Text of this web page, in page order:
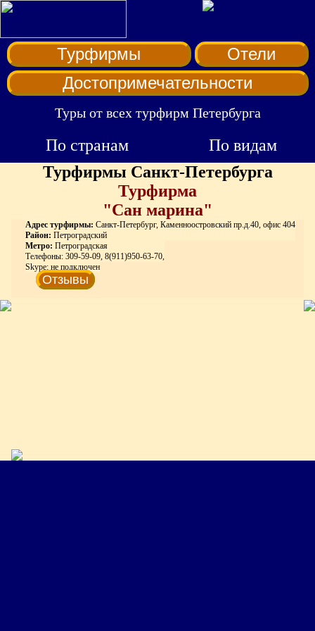
Турфирмы
Отели
Достопримечательности
Туры от всех турфирм Петербурга
По странам
По видам
Турфирмы Санкт-Петербурга
Турфирма
"Сан марина"
Адрес турфирмы: Санкт-Петербург, Каменноостровский пр.д.40, офис 404
Район: Петроградский
Метро: Петроградская
Телефоны: 309-59-09, 8(911)950-63-70,
Skype: не подключен
Отзывы